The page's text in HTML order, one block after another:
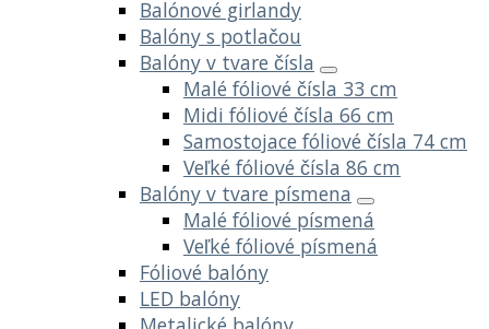
Balónové girlandy
Balóny s potlačou
Balóny v tvare čísla
Malé fóliové čísla 33 cm
Midi fóliové čísla 66 cm
Samostojace fóliové čísla 74 cm
Veľké fóliové čísla 86 cm
Balóny v tvare písmena
Malé fóliové písmená
Veľké fóliové písmená
Fóliové balóny
LED balóny